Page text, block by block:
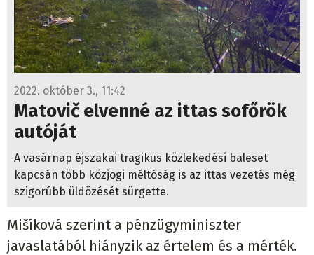
2022. október 3., 11:42
Matovič elvenné az ittas sofőrök
autóját
A vasárnap éjszakai tragikus közlekedési baleset
kapcsán több közjogi méltóság is az ittas vezetés még
szigorúbb üldözését sürgette.
Mišíková szerint a pénzügyminiszter
javaslatából hiányzik az értelem és a mérték.